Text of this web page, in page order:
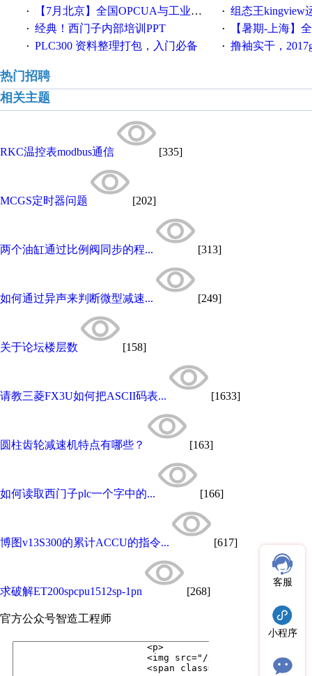
· 【7月北京】全国OPCUA与工业互联技术培训班通知！ · 组态王kingview
· 经典！西门子内部培训PPT · 【暑期-上海】全国工业
· PLC300 资料整理打包，入门必备 · 撸袖实干，2017gongkong®第
热门招聘
相关主题
RKC温控表modbus通信 [335]
MCGS定时器问题 [202]
两个油缸通过比例阀同步的程... [313]
如何通过异声来判断微型减速... [249]
关于论坛楼层数 [158]
请教三菱FX3U如何把ASCII码表... [1633]
圆柱齿轮减速机特点有哪些？ [163]
如何读取西门子plc一个字中的... [166]
博图v13S300的累计ACCU的指令... [617]
求破解ET200spcpu1512sp-1pn [268]
官方公众号智造工程师
客服
小程序